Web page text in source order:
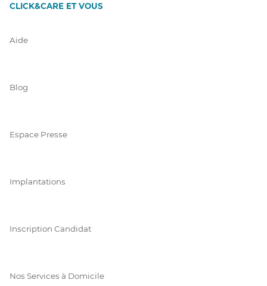
CLICK&CARE ET VOUS
Aide
Blog
Espace Presse
Implantations
Inscription Candidat
Nos Services à Domicile